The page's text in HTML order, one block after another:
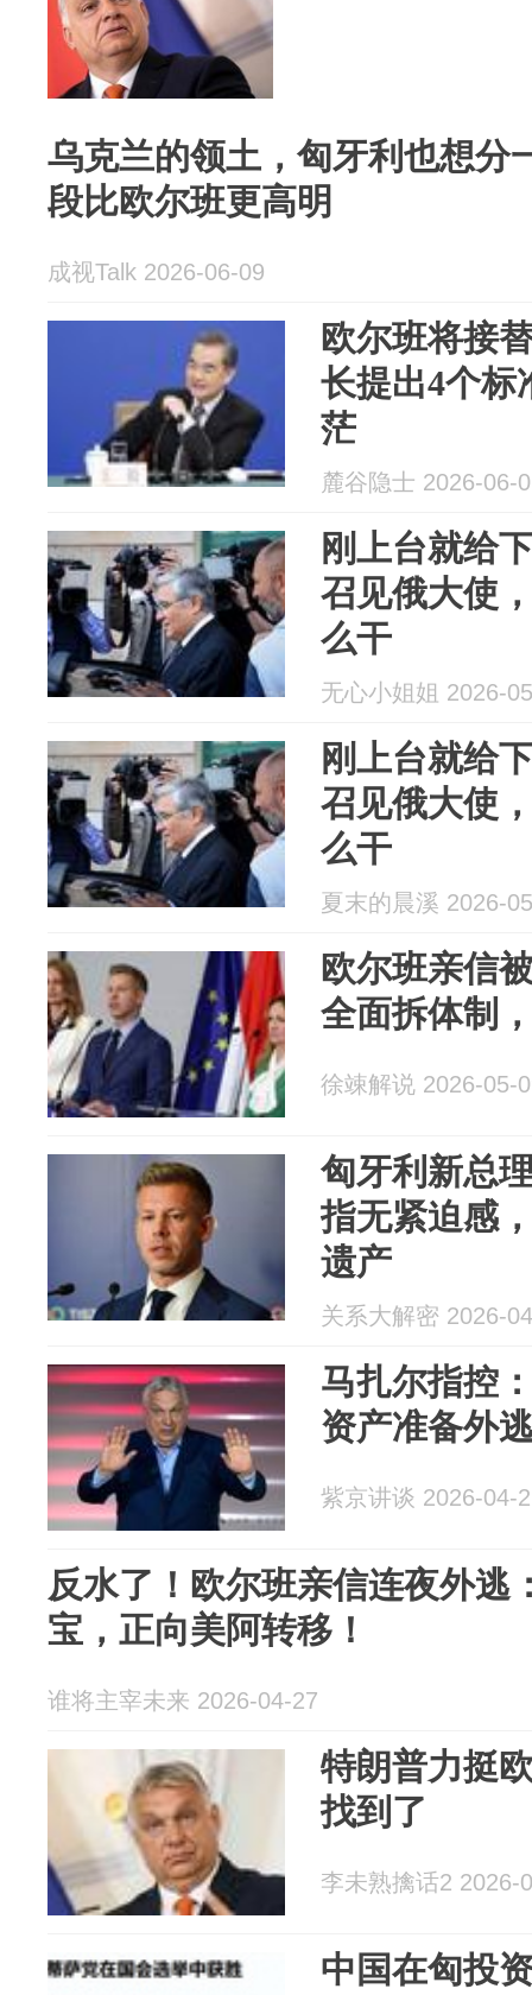
乌克兰的领土，匈牙利也想分
段比欧尔班更高明
成视Talk 2026-06-09
欧尔班将接
长提出4个标
茫
麓谷隐士 2026-06-
刚上台就给
召见俄大使
么干
无心小姐姐 2026-
刚上台就给
召见俄大使
么干
夏末的晨溪 2026-
欧尔班亲信
全面拆体制
徐竦解说 2026-05-
匈牙利新总
指无紧迫感
遗产
关系大解密 2026-
马扎尔指控
资产准备外
紫京讲谈 2026-04-
反水了！欧尔班亲信连夜外逃
宝，正向美阿转移！
谁将主宰未来 2026-04-27
特朗普力挺
找到了
李未熟擒话2 2026-
中国在匈投